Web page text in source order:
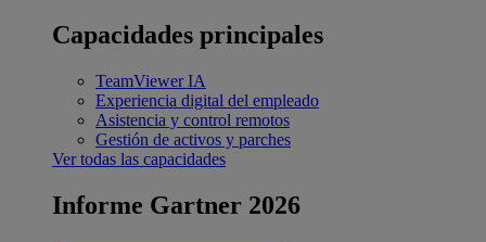
Capacidades principales
TeamViewer IA
Experiencia digital del empleado
Asistencia y control remotos
Gestión de activos y parches
Ver todas las capacidades
Informe Gartner 2026